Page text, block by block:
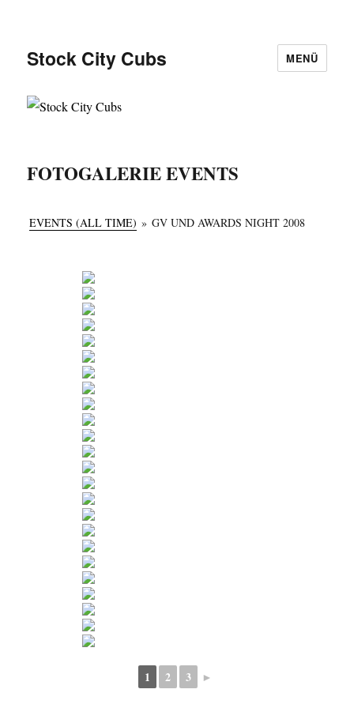
Stock City Cubs MENÜ
FOTOGALERIE EVENTS
EVENTS (ALL TIME) » GV UND AWARDS NIGHT 2008
1 2 3 ►